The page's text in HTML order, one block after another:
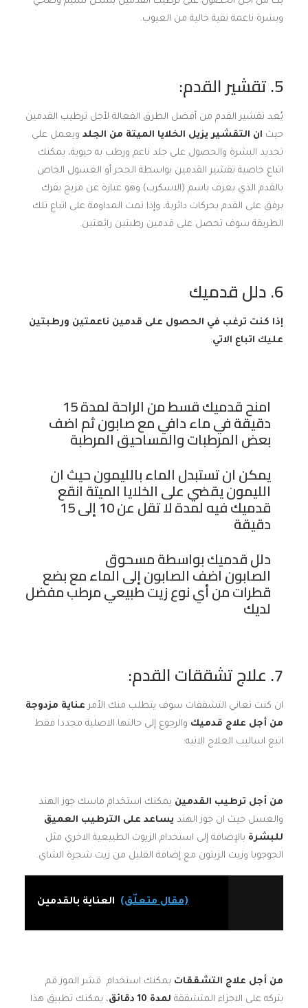
وبشرة ناعمة نقية خالية من العيوب.
5. تقشير القدم:
يُعد تقشير القدم من أفضل الطرق الفعالة لأجل ترطيب القدمين
حيث ان التقشير يزيل الخلايا الميتة من الجلد ويعمل على
تجديد البشرة والحصول على جلد ناعم ورطب به حيوية، يمكنك
اتباع خاصية تقشير القدمين بواسطة الحجر أو الغسول الخاص
بالقدم الذي يعرف باسم (الاسكرب) وهو عبارة عن مزيج يفرك
برفق على القدم بحركات دائرية، وإذا تمت المداومة على اتباع تلك
الطريقة سوف تحصل على قدمين رطبتين رائعتين.
6. دلل قدميك
إذا كنت ترغب في الحصول على قدمين ناعمتين ورطبتين
عليك اتباع الاتي:
امنح قدميك قسط من الراحة لمدة 15
دقيقة في ماء دافي مع صابون ثم اضف
بعض المرطبات والمساحيق المرطبة
يمكن ان تستبدل الماء بالليمون حيث ان
الليمون يقضي على الخلايا الميتة انقع
قدميك فيه لمدة لا تقل عن 10 إلى 15
دقيقة
دلل قدميك بواسطة مسحوق
الصابون اضف الصابون إلى الماء مع بضع
قطرات من أي نوع زيت طبيعي مرطب مفضل
لديك
7. علاج تشققات القدم:
ان كنت تعاني التشققات سوف يتطلب منك الأمر عناية مزدوجة
من أجل علاج قدميك والرجوع إلى حالتها الاصلية مجددا فقط
اتبع اساليب العلاج الاتيه:
من أجل ترطيب القدمين يمكنك استخدام ماسك جوز الهند
والعسل حيث ان جوز الهند يساعد على الترطيب العميق
للبشرة بالإضافة إلى استخدام الزيوت الطبيعية الاخري مثل
الجوجوبا وزيت الزيتون مع إضافة القليل من زيت شجرة الشاي.
(مقال متعلّق) العناية بالقدمين
من أجل علاج التشققات يمكنك استخدام قشر الموز قم
بتركه على الاجزاء المتشققة لمدة 10 دقائق
، يمكنك تطبيق هذا